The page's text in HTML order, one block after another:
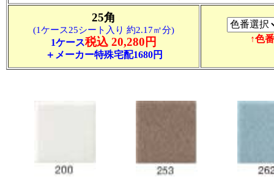
25角
(1ケース25シート入り 約2.17㎡分)
1ケース税込 20,280円
＋メーカー特殊宅配1680円
↑色